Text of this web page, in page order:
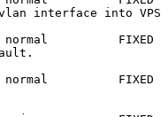
interface into VPS